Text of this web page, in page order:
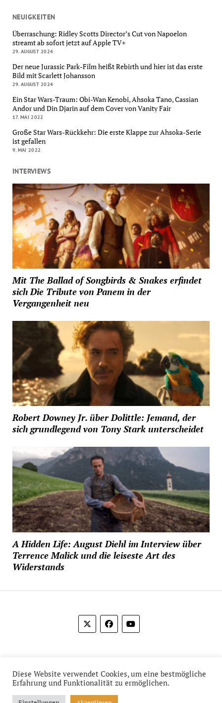
NEUIGKEITEN
Überraschung: Ridley Scotts Director’s Cut von Napoelon
streamt ab sofort jetzt auf Apple TV+
29. AUGUST 2024
Der neue Jurassic Park-Film heißt Rebirth und hier ist das erste
Bild mit Scarlett Johansson
29. AUGUST 2024
Ein Star Wars-Traum: Obi-Wan Kenobi, Ahsoka Tano, Cassian
Andor und Din Djarin auf dem Cover von Vanity Fair
17. MAI 2022
Große Star Wars-Rückkehr: Die erste Klappe zur Ahsoka-Serie
ist gefallen
9. MAI 2022
INTERVIEWS
Mit The Ballad of Songbirds & Snakes erfindet
sich Die Tribute von Panem in der
Vergangenheit neu
Robert Downey Jr. über Dolittle: Jemand, der
sich grundlegend von Tony Stark unterscheidet
A Hidden Life: August Diehl im Interview über
Terrence Malick und die leiseste Art des
Widerstands
Diese Website verwendet Cookies, um eine bestmögliche
Erfahrung und Funktionalität zu ermöglichen.